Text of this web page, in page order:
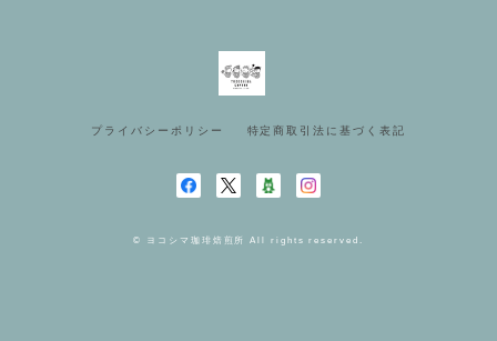
プライバシーポリシー 特定商取引法に基づく表記
© ヨコシマ珈琲焙煎所 All rights reserved.